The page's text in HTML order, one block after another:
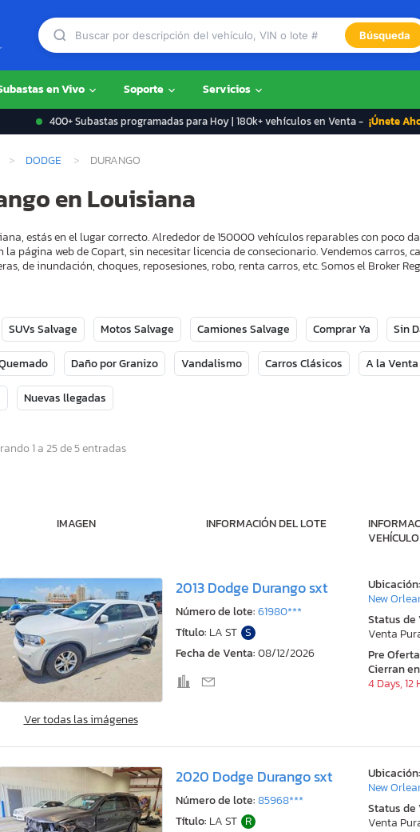
Búsqueda
en Vivo Soporte Servicios
400+ Subastas programadas para Hoy | 180k+ vehículos en Venta - ¡Únete
DODGE DURANGO
en Louisiana
estás en el lugar correcto. Alrededor de 150000 vehículos reparables con poco
página web de Copart, sin necesitar licencia de consecionario. Vendemos
de inundación, choques, reposesiones, robo, renta carros, etc. Somos el Broker
SUVs Salvage Motos Salvage Camiones Salvage Comprar Ya Sin
Daño por Granizo Vandalismo Carros Clásicos A la
Nuevas llegadas
1 a 25 de 5 entradas
IMAGEN INFORMACIÓN DEL LOTE
VEHÍCULO
Ver todas las imágenes
2013 Dodge Durango sxt
Número de lote:61980***
Título: LA ST S
Fecha de Venta:08/12/2026
Ubicación:
New
Status de
Venta
Pre
Cierran
4 Days, 12
2020 Dodge Durango sxt
Número de lote:85968***
Título: LA ST R
Ubicación:
New
Status de
Venta